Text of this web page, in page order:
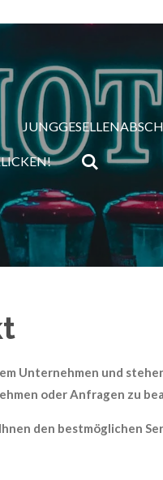
Unternehmen und
oder Anfragen zu
den bestmöglichen